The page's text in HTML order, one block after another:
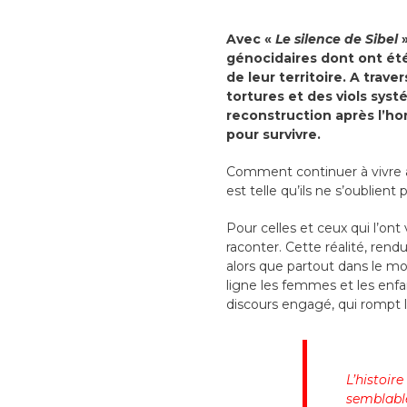
Avec «Le silence de Sibel
génocidaires dont ont
de leur territoire. A
tortures et des viols
reconstruction après
pour survivre.
Comment continuer à vivre
est telle qu’ils ne s’oublient
Pour celles et ceux qui
raconter. Cette réalité,
alors que partout dans le
ligne les femmes et les
discours engagé, qui rompt